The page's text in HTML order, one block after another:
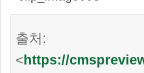
출처:
<https://